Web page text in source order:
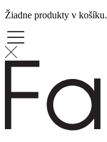
Žiadne produkty v košíku.